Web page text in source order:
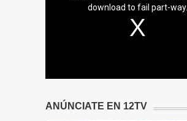
download to fail part-way.
ANÚNCIATE EN 12TV